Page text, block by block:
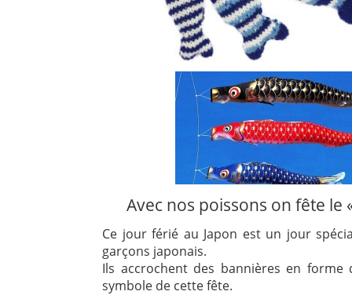
Avec nos poissons on fête le
Ce jour férié au Japon est un jour
garçons japonais.
Ils accrochent des bannières en
symbole de cette fête.